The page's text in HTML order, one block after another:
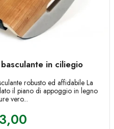
in ciliegio
robusto ed affidabile La
il piano di appoggio in legno
vero...